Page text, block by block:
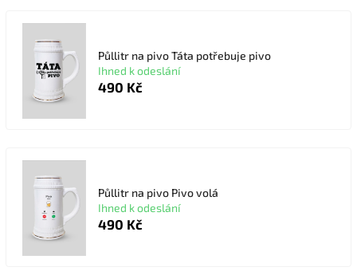
Půllitr na pivo Táta potřebuje pivo
Ihned k odeslání
490 Kč
Půllitr na pivo Pivo volá
Ihned k odeslání
490 Kč